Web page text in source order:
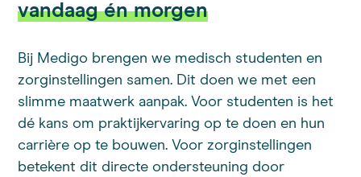
vandaag én morgen
Bij Medigo brengen we medisch studenten en
zorginstellingen samen. Dit doen we met een
slimme maatwerk aanpak. Voor studenten is het
dé kans om praktijkervaring op te doen en hun
carrière op te bouwen. Voor zorginstellingen
betekent dit directe ondersteuning door